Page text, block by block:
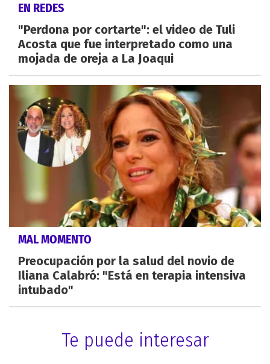
EN REDES
"Perdona por cortarte": el video de Tuli
Acosta que fue interpretado como una
mojada de oreja a La Joaqui
MAL MOMENTO
Preocupación por la salud del novio de
Iliana Calabró: "Está en terapia intensiva
intubado"
Te puede interesar